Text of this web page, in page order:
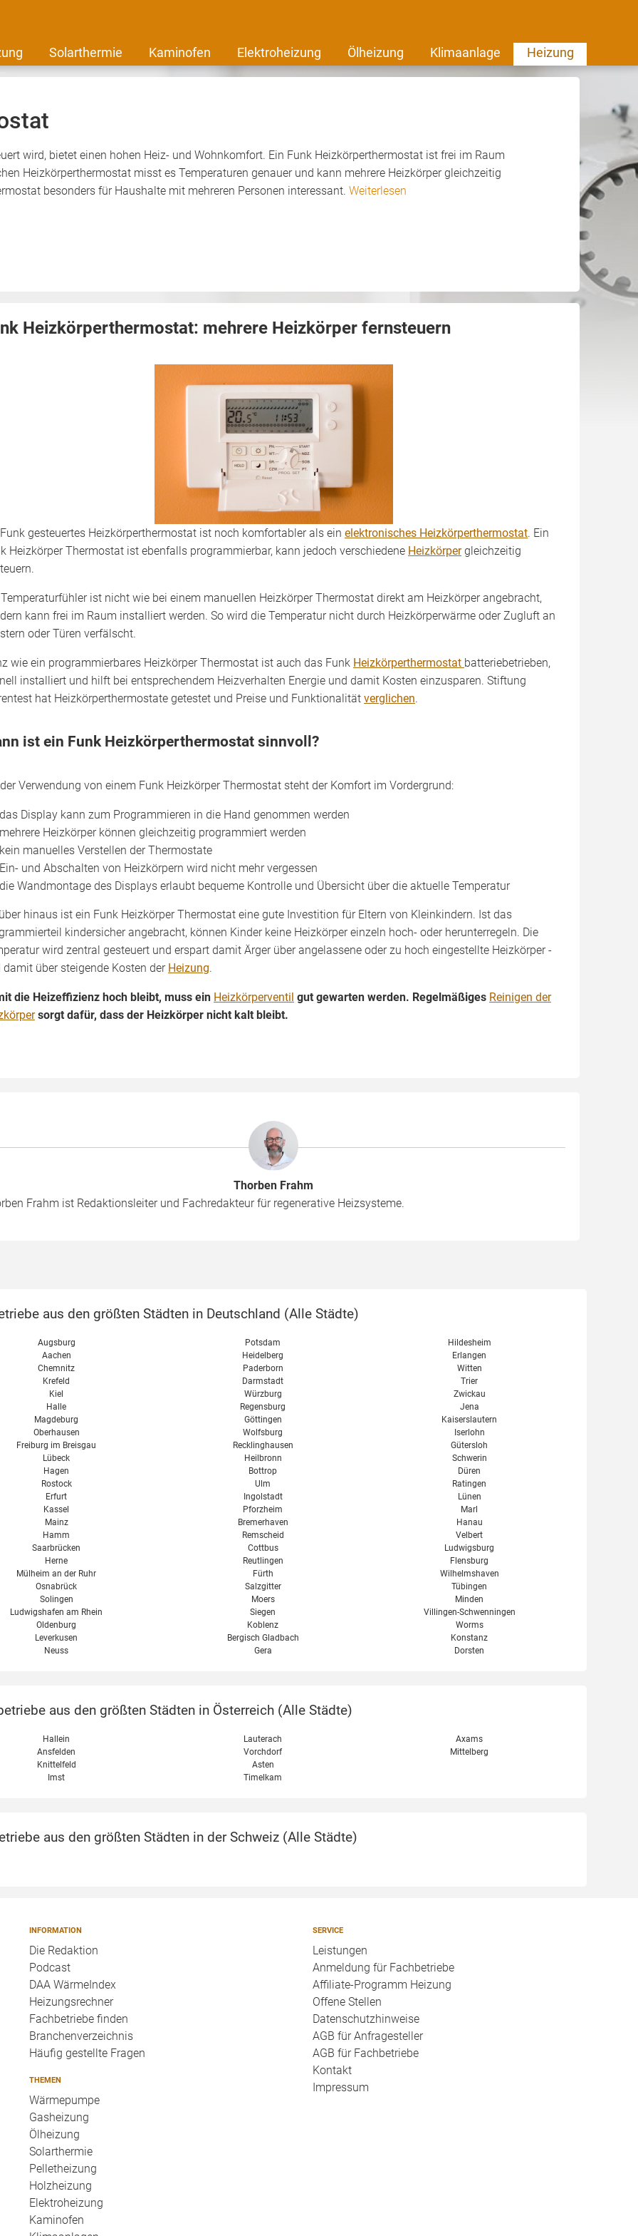
Solarthermie Kaminofen Elektroheizung Ölheizung Klimaanlage Heizung
wird, bietet einen hohen Heiz- und Wohnkomfort. Ein Funk Heizkörperthermostat ist frei im Raum
Heizkörperthermostat misst es Temperaturen genauer und kann mehrere Heizkörper gleichzeitig
besonders für Haushalte mit mehreren Personen interessant. Weiterlesen
Heizkörperthermostat: mehrere Heizkörper fernsteuern
gesteuertes Heizkörperthermostat ist noch komfortabler als ein elektronisches Heizkörper­thermostat. Ein
Heizkörper Thermostat ist ebenfalls programmierbar, kann jedoch verschiedene Heizkörpergleichzeitig
Temperaturfühler ist nicht wie bei einem manuellen Heizkörper Thermostat direkt am Heizkörper angebracht,
kann frei im Raum installiert werden. So wird die Temperatur nicht durch Heizkörperwärme oder Zugluft an
oder Türen verfälscht.
wie ein programmierbares Heizkörper Thermostat ist auch das Funk Heizkörperthermostat batteriebetrieben,
installiert und hilft bei entsprechendem Heizverhalten Energie und damit Kosten einzusparen. Stiftung
hat Heizkörperthermostate getestet und Preise und Funktionalität verglichen.
ist ein Funk Heizkörperthermostat sinnvoll?
Verwendung von einem Funk Heizkörper Thermostat steht der Komfort im Vordergrund:
das Display kann zum Programmieren in die Hand genommen werden
mehrere Heizkörper können gleichzeitig programmiert werden
kein manuelles Verstellen der Thermostate
Ein- und Abschalten von Heizkörpern wird nicht mehr vergessen
die Wandmontage des Displays erlaubt bequeme Kontrolle und Übersicht über die aktuelle Temperatur
hinaus ist ein Funk Heizkörper Thermostat eine gute Investition für Eltern von Kleinkindern. Ist das
kindersicher angebracht, können Kinder keine Heizkörper einzeln hoch- oder herunterregeln. Die
wird zentral gesteuert und erspart damit Ärger über angelassene oder zu hoch eingestellte Heizkörper -
damit über steigende Kosten der Heizung.
die Heizeffizienz hoch bleibt, muss ein Heizkörperventil gut gewarten werden. Regelmäßiges Reinigen der
sorgt dafür, dass der Heizkörper nicht kalt bleibt.
Thorben Frahm
Frahm ist Redaktionsleiter und Fachredakteur für regenerative Heizsysteme.
aus den größten Städten in Deutschland (Alle Städte)
Augsburg
Aachen
Chemnitz
Krefeld
Kiel
Halle
Magdeburg
Oberhausen
Freiburg im Breisgau
Lübeck
Hagen
Rostock
Erfurt
Kassel
Mainz
Hamm
Saarbrücken
Herne
Mülheim an der Ruhr
Osnabrück
Solingen
Ludwigshafen am Rhein
Oldenburg
Leverkusen
Neuss
Potsdam
Heidelberg
Paderborn
Darmstadt
Würzburg
Regensburg
Göttingen
Wolfsburg
Recklinghausen
Heilbronn
Bottrop
Ulm
Ingolstadt
Pforzheim
Bremerhaven
Remscheid
Cottbus
Reutlingen
Fürth
Salzgitter
Moers
Siegen
Koblenz
Bergisch Gladbach
Gera
Hildesheim
Erlangen
Witten
Trier
Zwickau
Jena
Kaiserslautern
Iserlohn
Gütersloh
Schwerin
Düren
Ratingen
Lünen
Marl
Hanau
Velbert
Ludwigsburg
Flensburg
Wilhelmshaven
Tübingen
Minden
Villingen-Schwenningen
Worms
Konstanz
Dorsten
aus den größten Städten in Österreich (Alle Städte)
Hallein
Ansfelden
Knittelfeld
Imst
Lauterach
Vorchdorf
Asten
Timelkam
Axams
Mittelberg
aus den größten Städten in der Schweiz (Alle Städte)
INFORMATION
Die Redaktion
Podcast
DAA WärmeIndex
Heizungsrechner
Fachbetriebe finden
Branchenverzeichnis
Häufig gestellte Fragen
THEMEN
Wärmepumpe
Gasheizung
Ölheizung
Solarthermie
Pelletheizung
Holzheizung
Elektroheizung
Kaminofen
SERVICE
Leistungen
Anmeldung für Fachbetriebe
Affiliate-Programm Heizung
Offene Stellen
Datenschutzhinweise
AGB für Anfragesteller
AGB für Fachbetriebe
Kontakt
Impressum